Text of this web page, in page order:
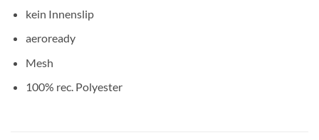
kein Innenslip
aeroready
Mesh
100% rec. Polyester